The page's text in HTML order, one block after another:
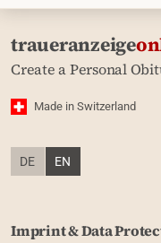
traueranzeige
Create a Personal
Made in Switzerland
DE EN
Imprint & Data